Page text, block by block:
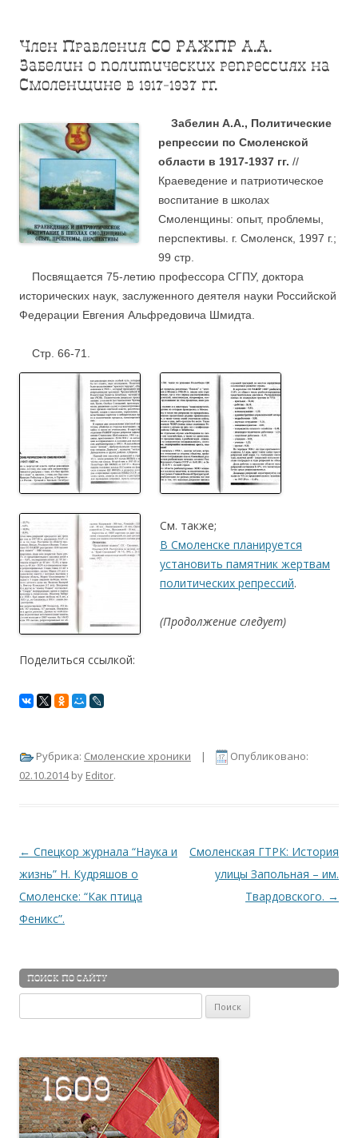
Член Правления СО РАЖПР А.А.
Забелин о политических репрессиях на
Смоленщине в 1917-1937 гг.
Забелин А.А., Политические
репрессии по Смоленской
области в 1917-1937 гг. //
Краеведение и патриотическое
воспитание в школах
Смоленщины: опыт, проблемы,
перспективы. г. Смоленск, 1997 г.;
99 стр.
Посвящается 75-летию профессора СГПУ, доктора
исторических наук, заслуженного деятеля науки Российской
Федерации Евгения Альфредовича Шмидта.
Стр. 66-71
См. также;
В Смоленске планируется
установить памятник жертвам
политических репрессий.
(Продолжение следует)
Поделиться ссылкой:
Рубрика: Смоленские хроники |
Опубликовано:
02.10.2014by Editor.
Навигация по записям
← Спецкор журнала “Наука и
жизнь” Н. Кудряшов о
Смоленске: “Как птица
Феникс”.
Смоленская ГТРК: История
улицы Запольная – им.
Твардовского. →
ПОИСК ПО САЙТУ